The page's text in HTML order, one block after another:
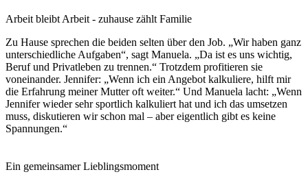
Arbeit bleibt Arbeit - zuhause zählt Familie
Zu Hause sprechen die beiden selten über den Job. „Wir haben ganz
unterschiedliche Aufgaben“, sagt Manuela. „Da ist es uns wichtig,
Beruf und Privatleben zu trennen.“ Trotzdem profitieren sie
voneinander. Jennifer: „Wenn ich ein Angebot kalkuliere, hilft mir
die Erfahrung meiner Mutter oft weiter.“ Und Manuela lacht: „Wenn
Jennifer wieder sehr sportlich kalkuliert hat und ich das umsetzen
muss, diskutieren wir schon mal – aber eigentlich gibt es keine
Spannungen.“
Ein gemeinsamer Lieblingsmoment